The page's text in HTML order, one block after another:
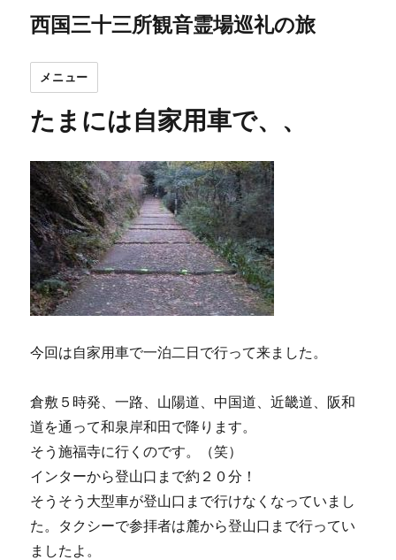
西国三十三所観音霊場巡礼の旅
メニュー
たまには自家用車で、、
今回は自家用車で一泊二日で行って来ました。
倉敷５時発、一路、山陽道、中国道、近畿道、阪和
道を通って和泉岸和田で降ります。
そう施福寺に行くのです。（笑）
インターから登山口まで約２０分！
そうそう大型車が登山口まで行けなくなっていまし
た。タクシーで参拝者は麓から登山口まで行ってい
ましたよ。